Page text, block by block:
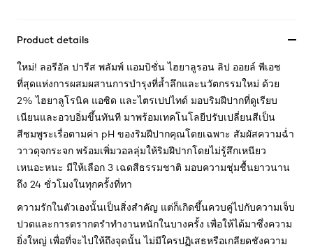
Product details
ใหม่! ลอรีอัล ปารีส พลัมพ์ แอมบิชั่น ไฮยาลูรอน ลิป ออยล์ พีเอช
ที่สุดแห่งการผสมผสานการบำรุงที่ล้ำลึกและนวัตกรรมใหม่ ด้วย
2% ไฮยาลูโรนิค แอซิด และไตรเปปไทด์ มอบริมฝีปากที่ดูเรียบ
เนียนและอวบอิ่มขึ้นทันที มาพร้อมเทคโนโลยีปรับเปลี่ยนสีเป็น
สีชมพูระเรื่อตามค่า pH ของริมฝีปากคุณโดยเฉพาะ สัมผัสความฉ่ำ
วาวดุจกระจก พร้อมเพิ่มวอลลุ่มให้ริมฝีปากโดยไม่รู้สึกเหนียว
เหนอะหนะ มีให้เลือก 3 เฉดสีธรรมชาติ มอบความชุ่มชื้นยาวนาน
ถึง 24 ชั่วโมงในทุกครั้งที่ทา
ความรักในตัวเองนั้นเป็นสิ่งสำคัญ แต่ก็เกิดขึ้นควบคู่ไปกับความเจ็บ
ปวดและการตรากตรำทำงานหนักในบางครั้ง เพื่อให้ได้มาซึ่งความ
ยิ่งใหญ่ เพื่อที่จะไปให้ถึงจุดนั้น ไม่มีใครปฏิเสธหรือเกลียดชังความ